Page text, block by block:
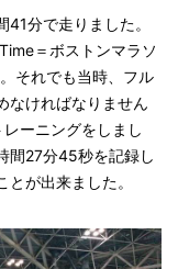
分で走りました。
＝ボストンマラソ
それでも当時、フル
なければなりません
ーニングをしまし
間27分45秒を記録し
が出来ました。